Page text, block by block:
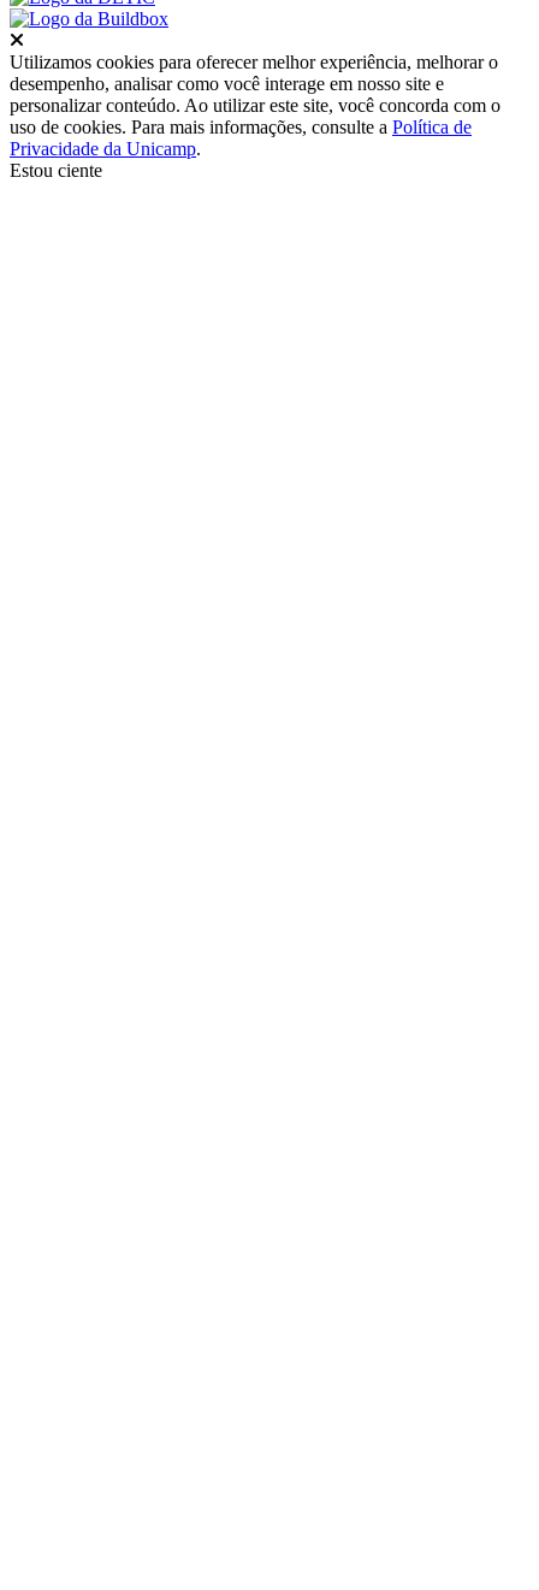
Utilizamos cookies para oferecer melhor experiência, melhorar o
desempenho, analisar como você interage em nosso site e
personalizar conteúdo. Ao utilizar este site, você concorda com o
uso de cookies. Para mais informações, consulte a Política de
Privacidade da Unicamp.
Estou ciente